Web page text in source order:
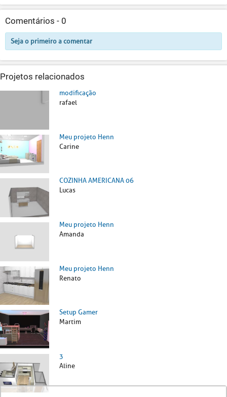
Comentários - 0
Seja o primeiro a comentar
Projetos relacionados
modificação
rafael
Meu projeto Henn
Carine
COZINHA AMERICANA 06
Lucas
Meu projeto Henn
Amanda
Meu projeto Henn
Renato
Setup Gamer
Martim
3
Aline